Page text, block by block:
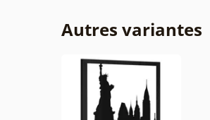
Autres variantes